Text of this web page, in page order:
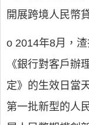
開展跨境人民幣
o 2014年8月，
《銀行對客戶辦
定》的生效日當
第一批新型的人